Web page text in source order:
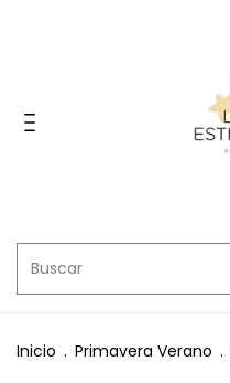
Inicio . Primavera Verano .